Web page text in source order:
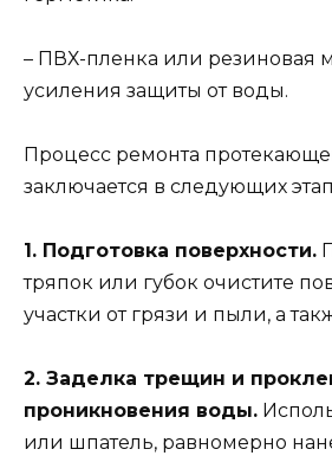
– ПВХ-пленка или резиновая
усиления защиты от воды.
Процесс ремонта
заключается в следующих
1. Подготовка поверхности.
тряпок или губок очистите
участки от грязи и пыли, а
2. Заделка трещин и
проникновения воды.
или шпатель, равномерно